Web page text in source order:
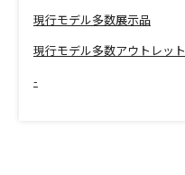
現行モデル多数展示品
現行モデル多数アウトレット
-